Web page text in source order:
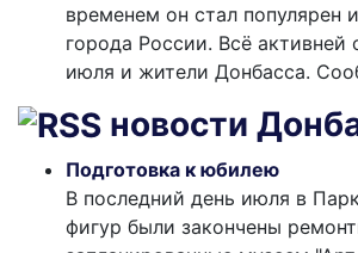
временем он стал популярен
города России. Всё активней
июля и жители Донбасса.
новости
Подготовка к юбилею
В последний день июля в
фигур были закончены